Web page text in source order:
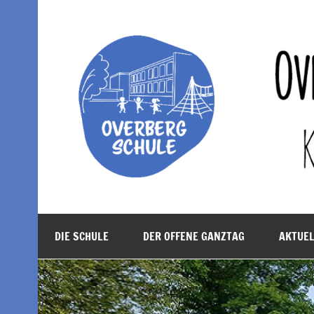
DIE SCHULE DER OFFENE GANZTAG